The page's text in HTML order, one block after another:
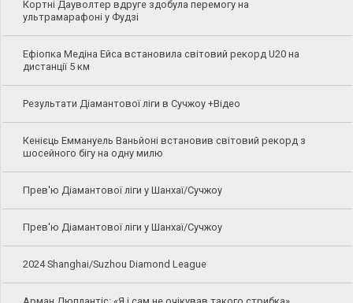
Кортні Дауволтер вдруге здобула перемогу на
ультрамарафоні у Фудзі
Ефіопка Медіна Ейса встановила світовий рекорд U20 на
дистанції 5 км
Результати Діамантової ліги в Сучжоу +Відео
Кенієць Еммануель Ваньйоні встановив світовий рекорд з
шосейного бігу на одну милю
Прев'ю Діамантової ліги у Шанхаї/Сучжоу
Прев'ю Діамантової ліги у Шанхаї/Сучжоу
2024 Shanghai/Suzhou Diamond League